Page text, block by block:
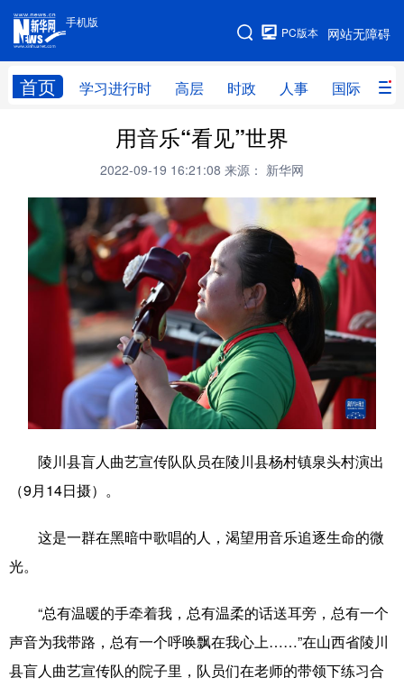
手机版
网站无障碍
PC版本
首页 学习进行时 高层 时政 人事 国际 财
手机版
网站地图
高层 时政
财经 网评
台湾 思客智库 教育
科技 科创 量子 体育
文化 书画 健康 军事
访谈 视频 图片 政务
中央文件 金融 汽车
食品 人居 信息化 数字经济
地方频道
用音乐“看见”世界
2022-09-19 16:21:08 来源： 新华网
陵川县盲人曲艺宣传队队员在陵川县杨村镇泉头村演出
（9月14日摄）。
这是一群在黑暗中歌唱的人，渴望用音乐追逐生命的微
光。
“总有温暖的手牵着我，总有温柔的话送耳旁，总有一个
声音为我带路，总有一个呼唤飘在我心上……”在山西省陵川
县盲人曲艺宣传队的院子里，队员们在老师的带领下练习合